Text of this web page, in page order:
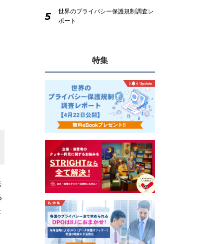
5
世界のプライバシー保護規制調査レ
ポート
特集